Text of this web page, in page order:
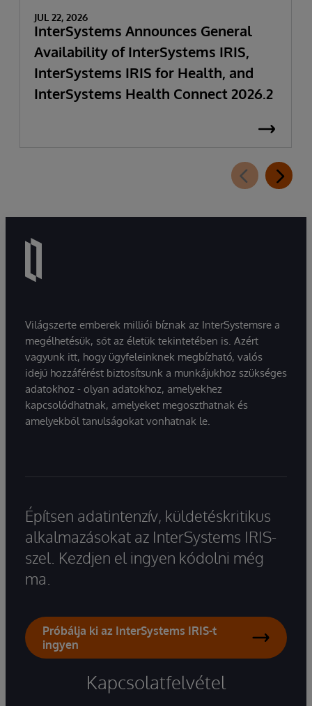
JUL 22, 2026
InterSystems Announces General
Availability of InterSystems IRIS,
InterSystems IRIS for Health, and
InterSystems Health Connect 2026.2
Világszerte emberek milliói bíznak az InterSystemsre a
megélhetésük, sőt az életük tekintetében is. Azért
vagyunk itt, hogy ügyfeleinknek megbízható, valós
idejű hozzáférést biztosítsunk a munkájukhoz szükséges
adatokhoz - olyan adatokhoz, amelyekhez
kapcsolódhatnak, amelyeket megoszthatnak és
amelyekből tanulságokat vonhatnak le.
Építsen adatintenzív, küldetéskritikus
alkalmazásokat az InterSystems IRIS-
szel. Kezdjen el ingyen kódolni még
ma.
Próbálja ki az InterSystems IRIS-t
ingyen
Kapcsolatfelvétel